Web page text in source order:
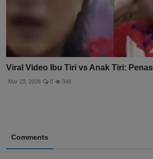
Viral Video Ibu Tiri vs Anak Tiri:
Mar 23, 2026 0 348
Comments